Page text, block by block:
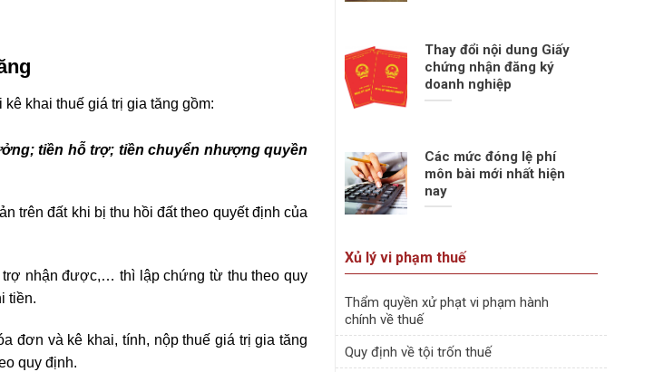
khai thuế giá trị gia tăng gồm:
tiền hỗ trợ; tiền chuyển nhượng quyền
trên đất khi bị thu hồi đất theo quyết định của
nhận được,… thì lập chứng từ thu theo quy
tiền.
đơn và kê khai, tính, nộp thuế giá trị gia tăng
quy định.
Thay đổi nội dung Giấy
chứng nhận đăng ký
doanh nghiệp
Các mức đóng lệ phí
môn bài mới nhất hiện
nay
Xủ lý vi phạm thuế
Thẩm quyền xử phạt vi phạm hành
chính về thuế
Quy định về tội trốn thuế